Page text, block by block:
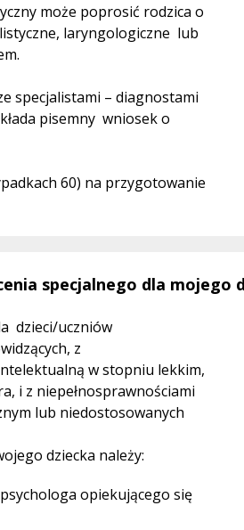
może poprosić rodzica o
laryngologiczne lub
specjalistami – diagnostami
pisemny wniosek o
60) na przygotowanie
specjalnego dla mojego
dzieci/uczniów
z
w stopniu lekkim,
i z niepełnosprawnościami
lub niedostosowanych
dziecka należy:
opiekującego się